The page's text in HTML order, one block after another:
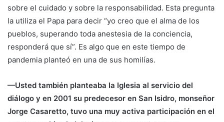
sobre el cuidado y sobre la responsabilidad. Esta pregunta
la utiliza el Papa para decir “yo creo que el alma de los
pueblos, superando toda anestesia de la conciencia,
responderá que sí”. Es algo que en este tiempo de
pandemia planteó en una de sus homilías.
—Usted también planteaba la Iglesia al servicio del
diálogo y en 2001 su predecesor en San Isidro, monseñor
Jorge Casaretto, tuvo una muy activa participación en el